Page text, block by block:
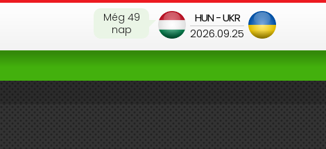
HUN - UKR
2026.09.25
Még 49
nap